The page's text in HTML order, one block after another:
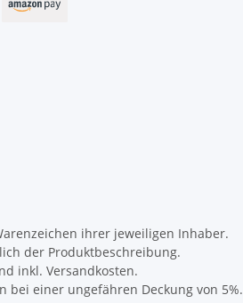
ihrer jeweiligen Inhaber.
der Produktbeschreibung.
inkl. Versandkosten.
einer ungefähren Deckung von 5%.